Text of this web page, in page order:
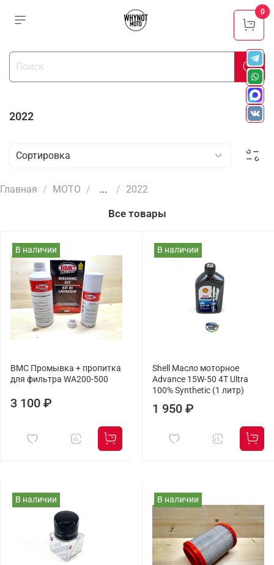
2022
Главная МОТО ... 2022
Все товары
В наличии
BMC Промывка + пропитка
для фильтра WA200-500
3 100 ₽
В наличии
Shell Масло моторное
Advance 15W-50 4T Ultra
100% Synthetic (1 литр)
1 950 ₽
В наличии В наличии
0